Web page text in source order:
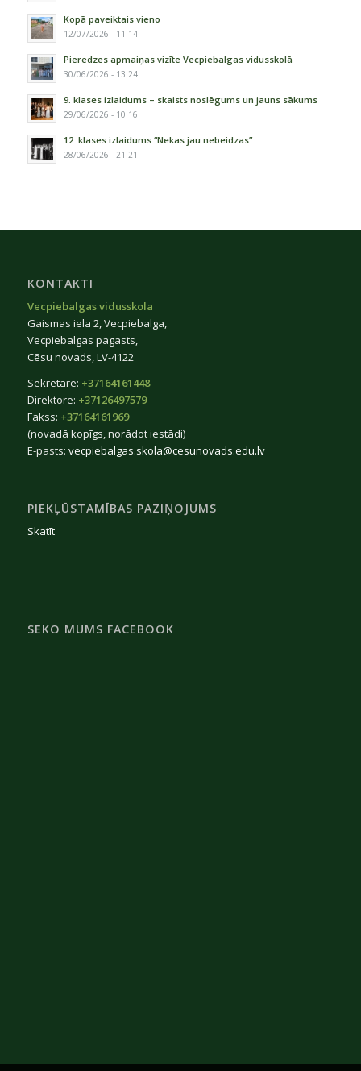
Kopā paveiktais vieno
12/07/2026 - 11:14
Pieredzes apmaiņas vizīte Vecpiebalgas vidusskolā
30/06/2026 - 13:24
9. klases izlaidums – skaists noslēgums un jauns sākums
29/06/2026 - 10:16
12. klases izlaidums “Nekas jau nebeidzas”
28/06/2026 - 21:21
KONTAKTI
Vecpiebalgas vidusskola
Gaismas iela 2, Vecpiebalga,
Vecpiebalgas pagasts,
Cēsu novads, LV-4122
Sekretāre: +37164161448
Direktore: +37126497579
Fakss: +37164161969
(novadā kopīgs, norādot iestādi)
E-pasts: vecpiebalgas.skola@cesunovads.edu.lv
PIEKĻŪSTAMĪBAS PAZIŅOJUMS
Skatīt
SEKO MUMS FACEBOOK